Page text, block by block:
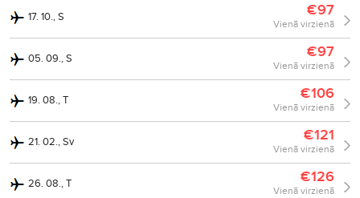
17. 10., S €97
Vienā virzienā
05. 09., S €97
Vienā virzienā
19. 08., T €106
Vienā virzienā
21. 02., Sv €121
Vienā virzienā
26. 08., T €126
Vienā virzienā